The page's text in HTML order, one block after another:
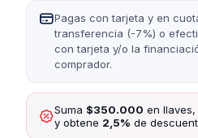
Pagas con tarjeta y en
transferencia (-7%) o
con tarjeta y/o la
comprador.
Suma $350.000 en
y obtene 2,5% de